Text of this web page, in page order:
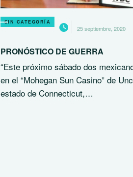
SIN CATEGORÍA
25 septiembre, 2020
PRONÓSTICO DE GUERRA
“Este próximo sábado dos
en el “Mohegan Sun Casino” de
estado de Connecticut,…